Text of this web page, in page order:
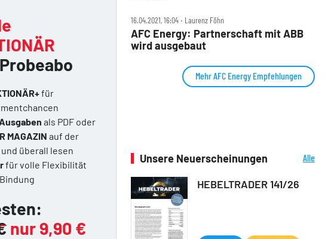
für
als PDF oder
MAGAZIN auf der
überall lesen
für volle Flexibilität
nur 9,90 €
16.04.2021, 16:04 ‧ Laurenz Föhn
AFC Energy: Partnerschaft mit ABB
wird ausgebaut
Mehr AFC Energy Empfehlungen
Unsere Neuerscheinungen
Alle
HEBELTRADER 141/26